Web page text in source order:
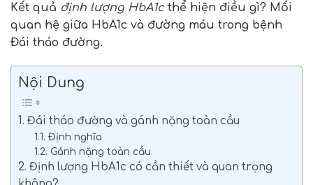
Kết quả định lượng HbA1cthể hiện điều gì? Mối
quan hệ giữa HbA1c và đường máu trong bệnh
Đái tháo đường.
Nội Dung
1. Đái tháo đường và gánh nặng toàn cầu
1.1. Định nghĩa
1.2. Gánh nặng toàn cầu
2. Định lượng HbA1c có cần thiết và quan trọng